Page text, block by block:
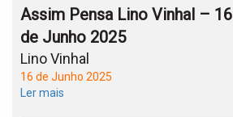
Assim Pensa Lino Vinhal – 16
de Junho 2025
Lino Vinhal
16 de Junho 2025
Ler mais